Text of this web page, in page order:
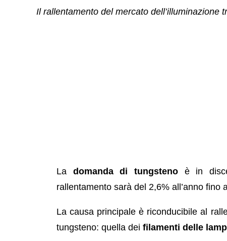
Il rallentamento del mercato
La domanda di tungsteno è in
rallentamento sarà del 2,6% all’anno fino
La causa principale è riconducibile al
tungsteno: quella dei filamenti delle